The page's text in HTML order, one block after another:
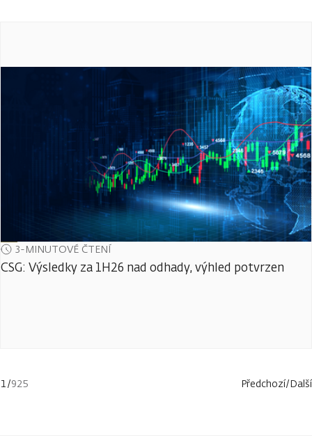
3-MINUTOVÉ ČTENÍ
CSG: Výsledky za 1H26 nad odhady, výhled potvrzen
1/925 Předchozí/Další